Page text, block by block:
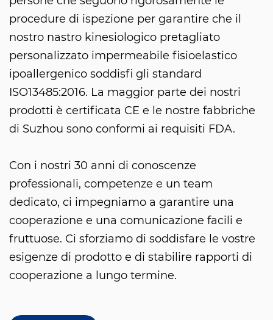
procedure di ispezione per garantire che il
nostro nastro kinesiologico pretagliato
personalizzato impermeabile fisioelastico
ipoallergenico soddisfi gli standard
ISO13485:2016. La maggior parte dei nostri
prodotti è certificata CE e le nostre fabbriche
di Suzhou sono conformi ai requisiti FDA.
Con i nostri 30 anni di conoscenze
professionali, competenze e un team
dedicato, ci impegniamo a garantire una
cooperazione e una comunicazione facili e
fruttuose. Ci sforziamo di soddisfare le vostre
esigenze di prodotto e di stabilire rapporti di
cooperazione a lungo termine.